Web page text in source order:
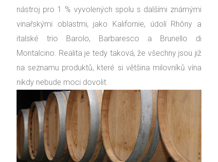
nástroj pro 1 % vyvolených spolu s dalšími známými
vinařskými oblastmi, jako Kalifornie, údolí Rhôny a
italské trio Barolo, Barbaresco a Brunello di
Montalcino. Realita je tedy taková, že všechny jsou již
na seznamu produktů, které si většina milovníků vína
nikdy nebude moci dovolit.